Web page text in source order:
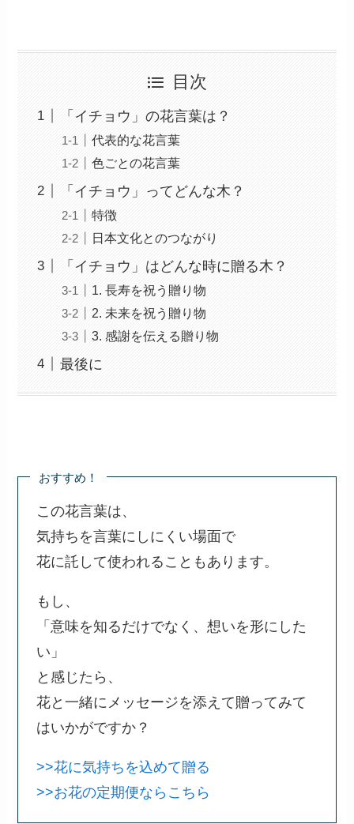
目次
「イチョウ」の花言葉は？
代表的な花言葉
色ごとの花言葉
「イチョウ」ってどんな木？
特徴
日本文化とのつながり
「イチョウ」はどんな時に贈る木？
1. 長寿を祝う贈り物
2. 未来を祝う贈り物
3. 感謝を伝える贈り物
最後に
おすすめ！
この花言葉は、
気持ちを言葉にしにくい場面で
花に託して使われることもあります。
もし、
「意味を知るだけでなく、想いを形にした
い」
と感じたら、
花と一緒にメッセージを添えて贈ってみて
はいかがですか？
>>花に気持ちを込めて贈る
>>お花の定期便ならこちら